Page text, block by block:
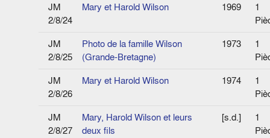
JM
2/8/24
Mary et Harold Wilson 1969
1
JM
2/8/25
Photo de la famille Wilson
(Grande-Bretagne)
1973
1
JM
2/8/26
Mary et Harold Wilson 1974
1
JM
2/8/27
Mary, Harold Wilson et leurs
deux fils
[s.d.]
1